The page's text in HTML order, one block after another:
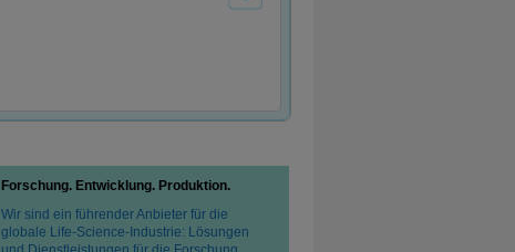
Forschung. Entwicklung. Produktion.
Wir sind ein führender Anbieter für die
globale Life-Science-Industrie: Lösungen